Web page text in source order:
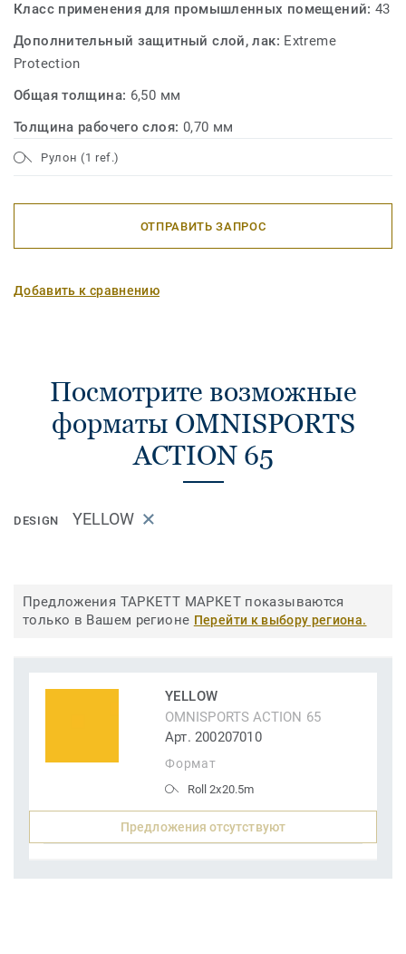
Класс применения для промышленных помещений:43
Дополнительный защитный слой, лак: Extreme
Protection
Общая толщина: 6,50 мм
Толщина рабочего слоя: 0,70 мм
Рулон (1 ref.)
ОТПРАВИТЬ ЗАПРОС
Добавить к сравнению
Посмотрите возможные
форматы OMNISPORTS
ACTION 65
DESIGN YELLOW
Предложения ТАРКЕТТ МАРКЕТ показываются
только в Вашем регионе Перейти к выбору региона.
YELLOW
OMNISPORTS ACTION 65
Арт. 200207010
Формат
Roll 2x20.5m
Предложения отсутствуют